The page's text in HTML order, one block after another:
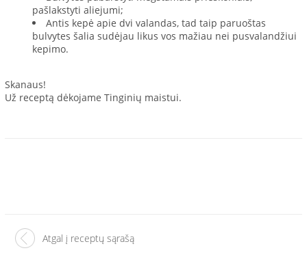
pašlakstyti aliejumi;
Antis kepė apie dvi valandas, tad taip paruoštas
bulvytes šalia sudėjau likus vos mažiau nei pusvalandžiui
kepimo.
Skanaus!
Už receptą dėkojame Tinginių maistui.
Atgal į receptų sąrašą